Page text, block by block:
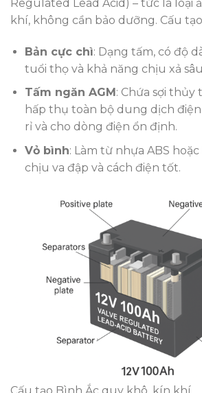
Regulated Lead Acid) – tức là loại
khí, không cần bảo dưỡng. Cấu
Bản cực chì: Dạng tấm, có độ
tuổi thọ và khả năng chịu xả
Tấm ngăn AGM : Chứa sợi thủy
hấp thụ toàn bộ dung dịch
rỉ và cho dòng điện ổn định.
Vỏ bình: Làm từ nhựa ABS
chịu va đập và cách điện tốt.